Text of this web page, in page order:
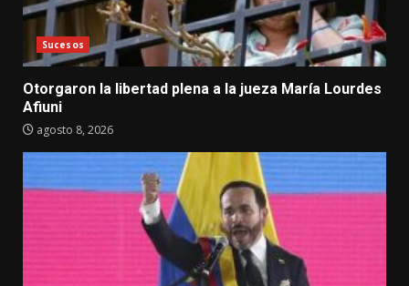
Sucesos
Otorgaron la libertad plena a la jueza María Lourdes
Afiuni
agosto 8, 2026